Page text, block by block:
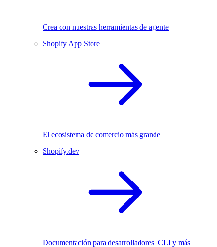
Crea con nuestras herramientas de agente
Shopify App Store
El ecosistema de comercio más grande
Shopify.dev
Documentación para desarrolladores, CLI y más